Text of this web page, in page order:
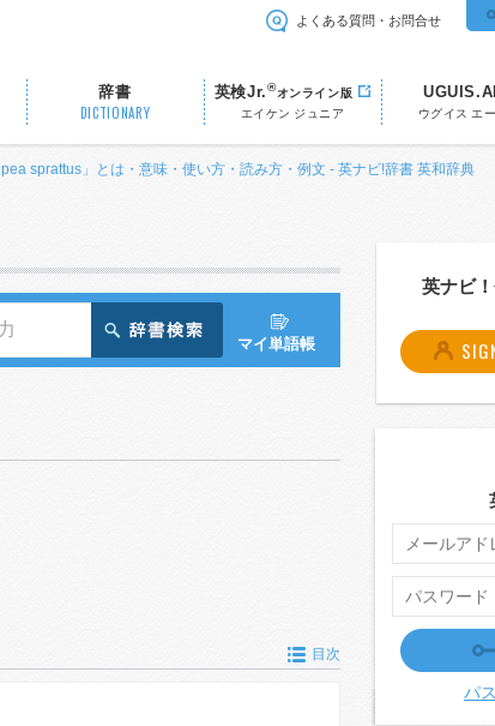
よくある質問・お問合せ
辞書
DICTIONARY
英検Jr.®オンライン版
エイケン ジュニア
UGUIS.AI
ウグイス エ
sprattus」とは・意味・使い方・読み方・例文 - 英ナビ!辞書 英和辞典
マイ単語帳
目次
英ナビ
パ